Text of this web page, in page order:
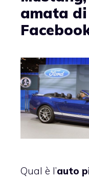
amata di
Qual è l’auto